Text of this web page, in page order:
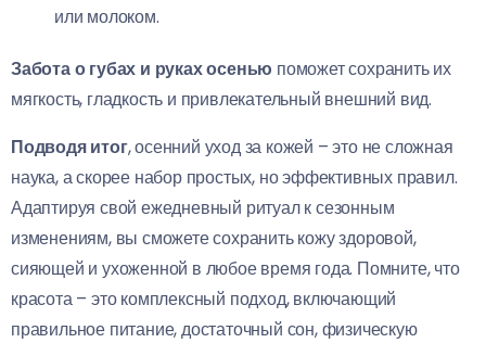
или молоком.
Забота о губах и руках осенью поможет сохранить их
мягкость, гладкость и привлекательный внешний вид.
Подводя итог, осенний уход за кожей – это не сложная
наука, а скорее набор простых, но эффективных правил.
Адаптируя свой ежедневный ритуал к сезонным
изменениям, вы сможете сохранить кожу здоровой,
сияющей и ухоженной в любое время года. Помните, что
красота – это комплексный подход, включающий
правильное питание, достаточный сон, физическую